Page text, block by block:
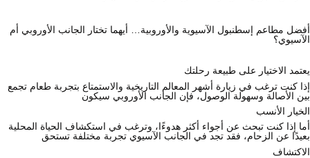
أفضل مطاعم إسطنبول الآسيوية والأوروبية… أيهما تختار الجانب الأوروبي أم
الآسيوي؟
يعتمد الاختيار على طبيعة رحلتك
إذا كنت ترغب في زيارة أشهر المعالم التاريخية والاستمتاع بتجربة طعام تجمع
بين الأصالة وسهولة الوصول، فإن الجانب الأوروبي سيكون
الخيار الأنسب
أما إذا كنت تبحث عن أجواء أكثر هدوءًا، وترغب في استكشاف الحياة المحلية
بعيدًا عن الزحام، فقد تجد في الجانب الآسيوي تجربة مختلفة تستحق
الاكتشاف